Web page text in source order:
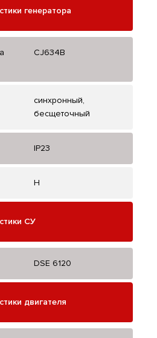
генератора
CJ634B
синхронный,
бесщеточный
IP23
H
СУ
DSE 6120
двигателя